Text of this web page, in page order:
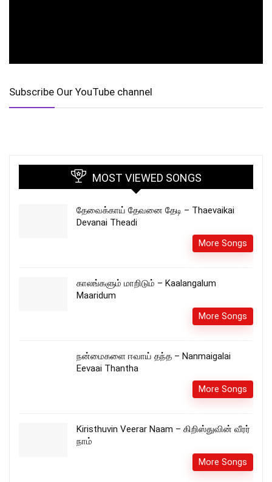
Subscribe Our YouTube channel
MOST VIEWED SONGS
தேவைக்காய் தேவனை தேடி – Thaevaikai
Devanai Theadi
More Songs
காலங்களும் மாறிடும் – Kaalangalum
Maaridum
More Songs
நன்மைகளை ஈவாய் தந்த – Nanmaigalai
Eevaai Thantha
More Songs
Kiristhuvin Veerar Naam – கிறிஸ்துவின் வீரர்
நாம்
More Songs